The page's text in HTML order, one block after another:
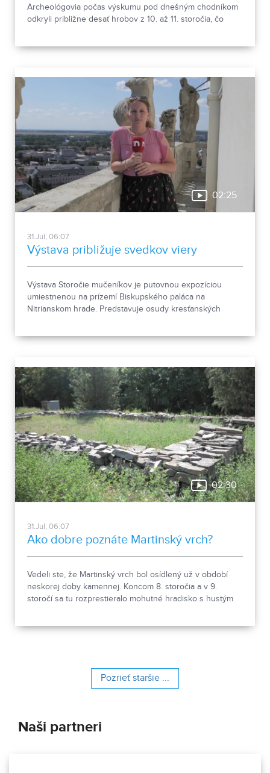
Archeológovia počas výskumu pod dnešným chodníkom
odkryli približne desať hrobov z 10. až 11. storočia, čo
02:25
31.Jul, 06:07
Výstava približuje svedkov viery
Výstava Storočie mučeníkov je putovnou expozíciou
umiestnenou na prízemí Biskupského paláca na
Nitrianskom hrade. Predstavuje osudy kresťanských
02:30
31.Jul, 06:07
Ako dobre poznáte Martinský vrch?
Vedeli ste, že Martinský vrch bol osídlený už v období
neskorej doby kamennej. Koncom 8. storočia a v 9.
storočí sa tu rozprestieralo mohutné hradisko s hustým
Pozrieť staršie ...
Naši partneri